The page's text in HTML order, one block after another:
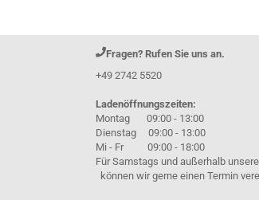
Fragen? Rufen Sie uns an.
+49 2742 5520
Ladenöffnungszeiten:
Montag 09:00 - 13:00
Dienstag 09:00 - 13:00
Mi - Fr 09:00 - 18:00
Für Samstags und außerhalb
können wir gerne einen Termin